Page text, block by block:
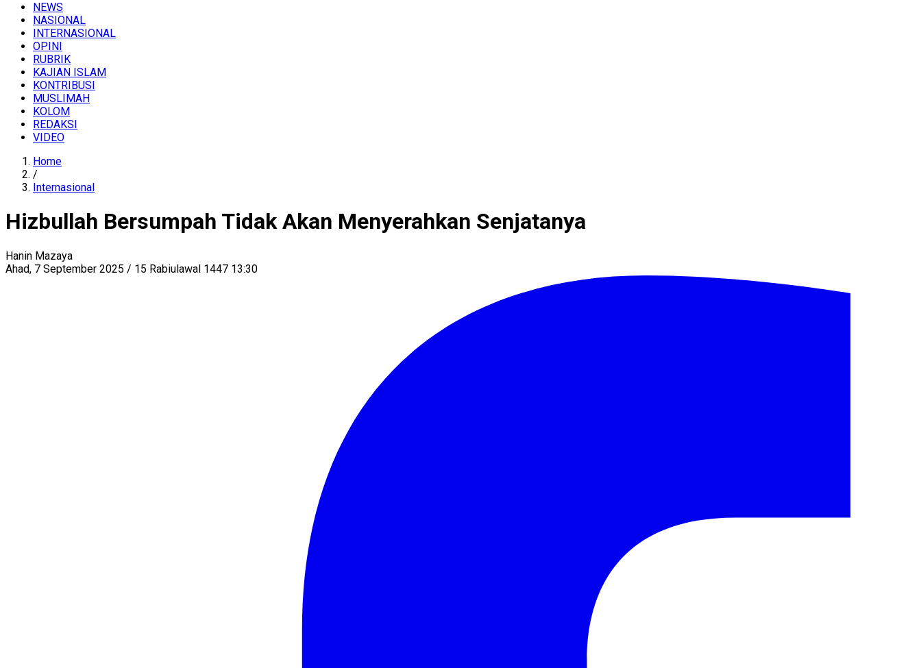
NEWS
NASIONAL
INTERNASIONAL
OPINI
RUBRIK
KAJIAN ISLAM
KONTRIBUSI
MUSLIMAH
KOLOM
REDAKSI
VIDEO
Home
/
Internasional
Hizbullah Bersumpah Tidak Akan Menyerahkan Senjatanya
Hanin Mazaya
Ahad, 7 September 2025 / 15 Rabiulawal 1447 13:30